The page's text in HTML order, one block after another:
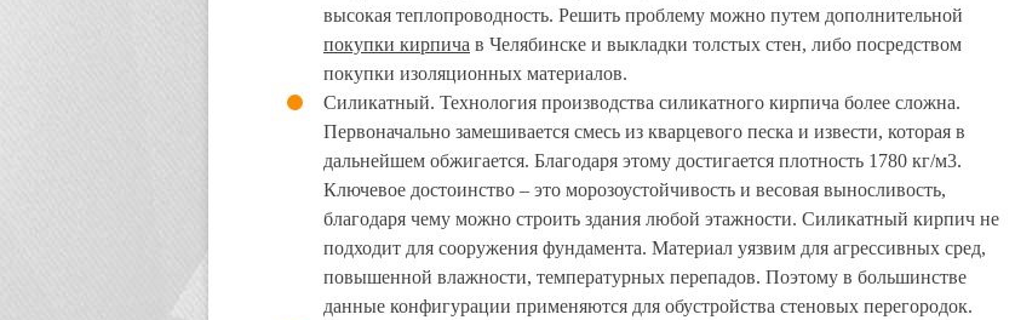
высокая теплопроводность. Решить проблему можно путем дополнительной
покупки кирпича в Челябинске и выкладки толстых стен, либо посредством
покупки изоляционных материалов.
Силикатный. Технология производства силикатного кирпича более сложна.
Первоначально замешивается смесь из кварцевого песка и извести, которая в
дальнейшем обжигается. Благодаря этому достигается плотность 1780 кг/м3.
Ключевое достоинство – это морозоустойчивость и весовая выносливость,
благодаря чему можно строить здания любой этажности. Силикатный кирпич не
подходит для сооружения фундамента. Материал уязвим для агрессивных сред,
повышенной влажности, температурных перепадов. Поэтому в большинстве
данные конфигурации применяются для обустройства стеновых перегородок.